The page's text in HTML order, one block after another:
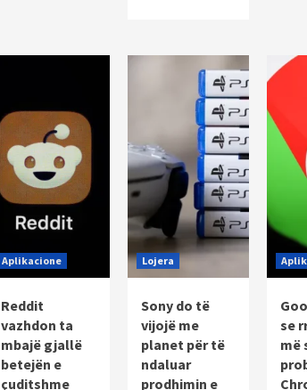
Aplikacione
Reddit
vazhdon ta
mbajë gjallë
betejën e
çuditshme
Lojera
Sony do të
vijojë me
planet për të
ndaluar
prodhimin e
se
më